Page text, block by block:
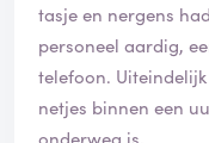
tasje en nergens
personeel aardig,
telefoon.
netjes binnen een